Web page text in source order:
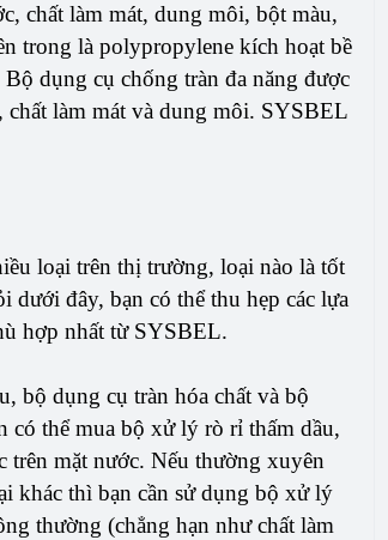
chất làm mát, dung môi, bột màu,
trong là polypropylene kích hoạt bề
dụng cụ chống tràn đa năng được
làm mát và dung môi. SYSBEL
loại trên thị trường, loại nào là tốt
dưới đây, bạn có thể thu hẹp các lựa
hợp nhất từ SYSBEL.
bộ dụng cụ tràn hóa chất và bộ
có thể mua bộ xử lý rò rỉ thấm dầu,
trên mặt nước. Nếu thường xuyên
khác thì bạn cần sử dụng bộ xử lý
thường (chẳng hạn như chất làm